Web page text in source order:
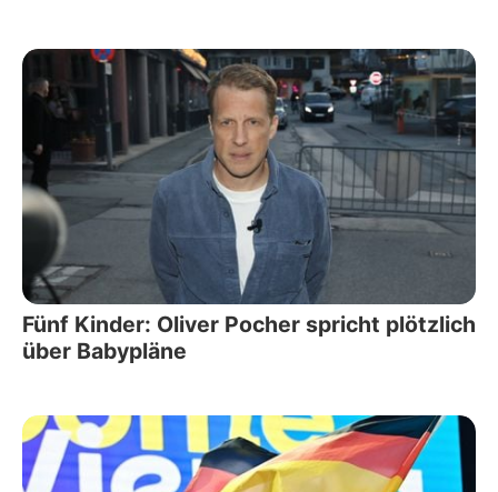
Fünf Kinder: Oliver Pocher spricht plötzlich
über Babypläne